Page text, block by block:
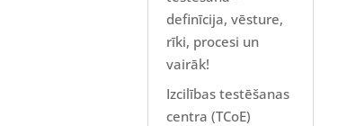
definīcija, vēsture,
rīki, procesi un
vairāk!
Izcilības testēšanas
centra (TCoE)